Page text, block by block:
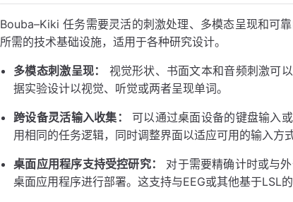
Bouba–Kiki 任务需要灵活的刺激处理、多模态呈现和可
所需的技术基础设施，适用于各种研究设计。
多模态刺激呈现：
视觉形状、书面文本和音频刺激可
据实验设计以视觉、听觉或两者呈现单词。
跨设备灵活输入收集：
可以通过桌面设备的键盘输入
用相同的任务逻辑，同时调整界面以适应可用的输入方式
桌面应用程序支持受控研究：
对于需要精确计时或与
桌面应用程序进行部署。这支持与EEG或其他基于LSL的